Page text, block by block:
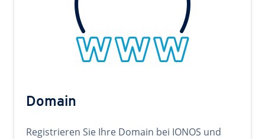
Domain
Registrieren Sie Ihre Domain bei IONOS und